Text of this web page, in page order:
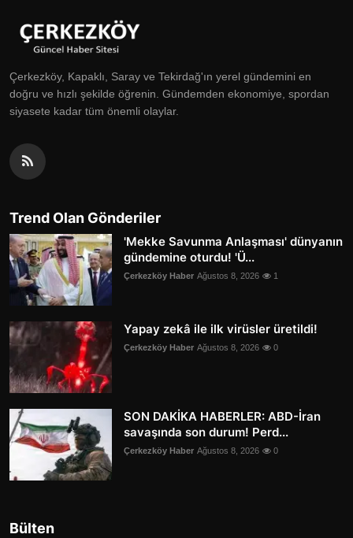
Çerkezköy, Kapaklı, Saray ve Tekirdağ'ın yerel gündemini en
doğru ve hızlı şekilde öğrenin. Gündemden ekonomiye, spordan
siyasete kadar tüm önemli olaylar.
Trend Olan Gönderiler
'Mekke Savunma Anlaşması' dünyanın
gündemine oturdu! 'Ü...
Çerkezköy Haber Ağustos 8, 2026 1
Yapay zekâ ile ilk virüsler üretildi!
Çerkezköy Haber Ağustos 8, 2026 0
SON DAKİKA HABERLER: ABD-İran
savaşında son durum! Perd...
Çerkezköy Haber Ağustos 8, 2026 0
Bülten